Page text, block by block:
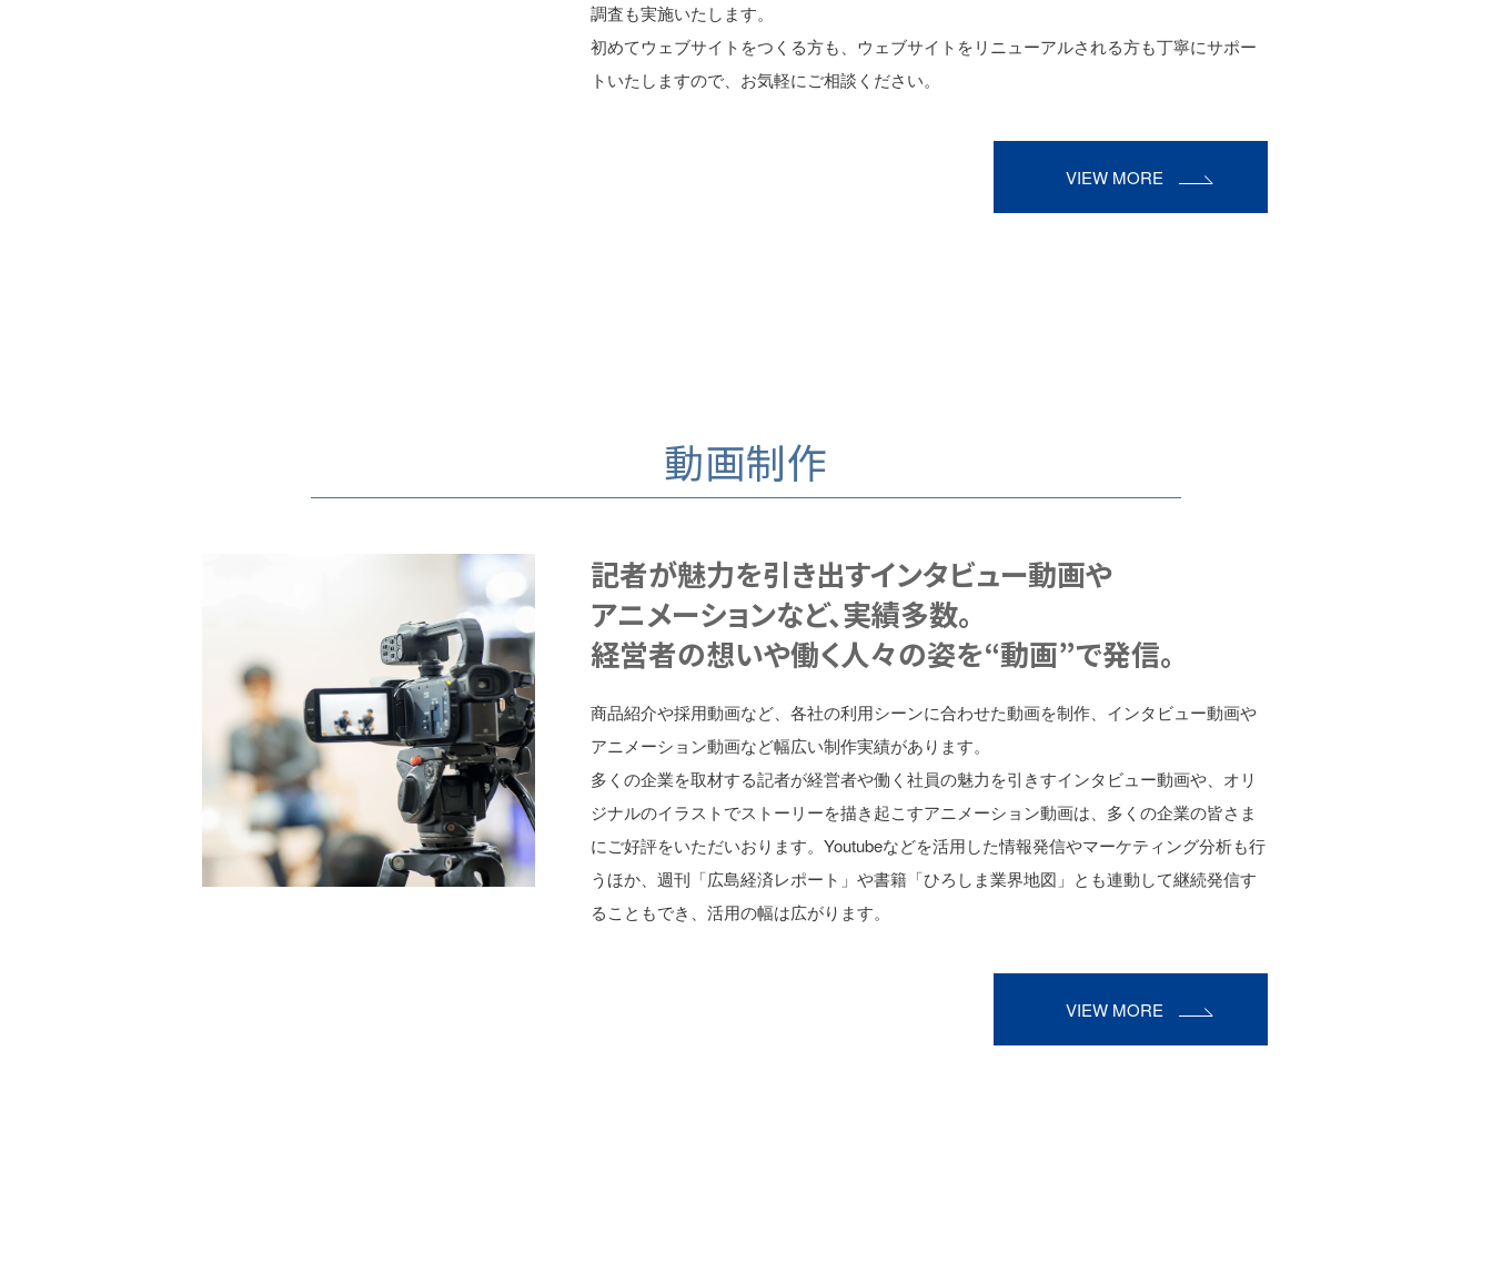
調査も実施いたします。
初めてウェブサイトをつくる方も、ウェブサイトをリニューアルされる方も丁寧にサポー
トいたしますので、お気軽にご相談ください。
VIEW MORE
動画制作
記者が魅力を引き出すインタビュー動画や
アニメーションなど、実績多数。
経営者の想いや働く人々の姿を“動画”で発信。
商品紹介や採用動画など、各社の利用シーンに合わせた動画を制作、インタビュー動画や
アニメーション動画など幅広い制作実績があります。
多くの企業を取材する記者が経営者や働く社員の魅力を引きすインタビュー動画や、オリ
ジナルのイラストでストーリーを描き起こすアニメーション動画は、多くの企業の皆さま
にご好評をいただいおります。Youtubeなどを活用した情報発信やマーケティング分析も行
うほか、週刊「広島経済レポート」や書籍「ひろしま業界地図」とも連動して継続発信す
ることもでき、活用の幅は広がります。
VIEW MORE